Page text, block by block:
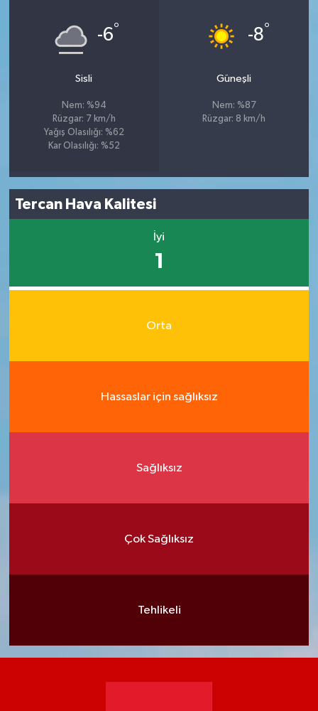
-6°
Sisli
Nem: %94
Rüzgar: 7 km/h
Yağış Olasılığı: %62
Kar Olasılığı: %52
-8°
Güneşli
Nem: %87
Rüzgar: 8 km/h
Tercan Hava Kalitesi
İyi
1
Orta
Hassaslar için sağlıksız
Sağlıksız
Çok Sağlıksız
Tehlikeli